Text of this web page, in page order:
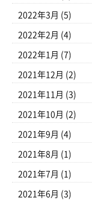
2022年3月 (5)
2022年2月 (4)
2022年1月 (7)
2021年12月 (2)
2021年11月 (3)
2021年10月 (2)
2021年9月 (4)
2021年8月 (1)
2021年7月 (1)
2021年6月 (3)